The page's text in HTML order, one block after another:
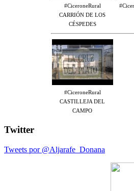
#CiceroneRural
CARRIÓN DE LOS
CÉSPEDES
#CiceroneRural
CASTILLEJA DEL
CAMPO
Twitter
Tweets por @Aljarafe_Donana